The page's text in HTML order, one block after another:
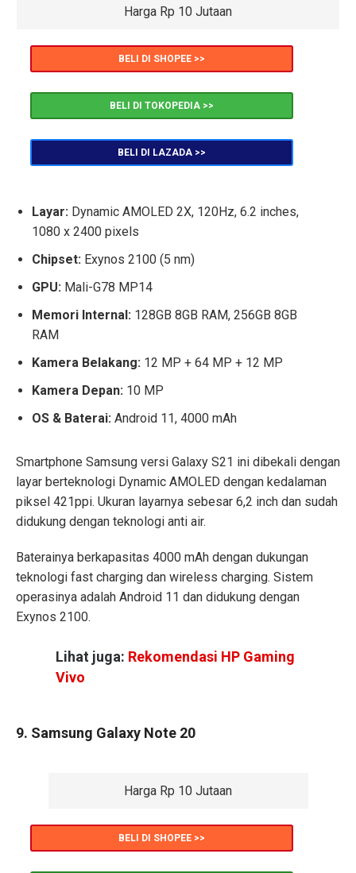
Harga Rp 10 Jutaan
BELI DI SHOPEE >>
BELI DI TOKOPEDIA >>
BELI DI LAZADA >>
Layar: Dynamic AMOLED 2X, 120Hz, 6.2 inches,
1080 x 2400 pixels
Chipset: Exynos 2100 (5 nm)
GPU: Mali-G78 MP14
Memori Internal: 128GB 8GB RAM, 256GB 8GB
RAM
Kamera Belakang: 12 MP + 64 MP + 12 MP
Kamera Depan: 10 MP
OS & Baterai: Android 11, 4000 mAh
Smartphone Samsung versi Galaxy S21 ini dibekali dengan
layar berteknologi Dynamic AMOLED dengan kedalaman
piksel 421ppi. Ukuran layarnya sebesar 6,2 inch dan sudah
didukung dengan teknologi anti air.
Baterainya berkapasitas 4000 mAh dengan dukungan
teknologi fast charging dan wireless charging. Sistem
operasinya adalah Android 11 dan didukung dengan
Exynos 2100.
Lihat juga: Rekomendasi HP Gaming
Vivo
9. Samsung Galaxy Note 20
Harga Rp 10 Jutaan
BELI DI SHOPEE >>